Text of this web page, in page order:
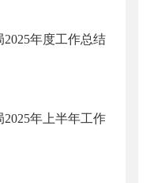
年度工作总结
年上半年工作